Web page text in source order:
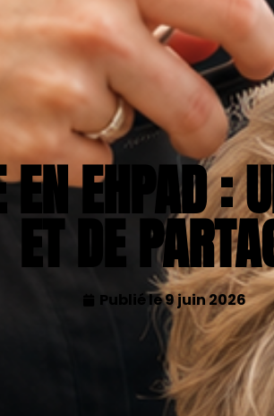
EN EHPAD :
ET DE
Publié le9 juin 2026